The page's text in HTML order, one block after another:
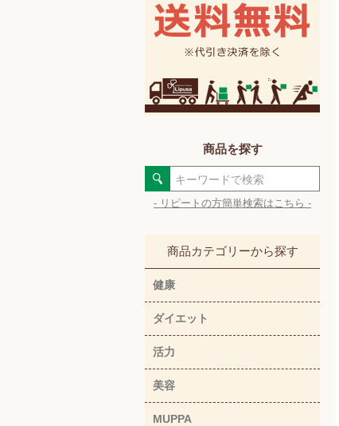
商品を探す
- リピートの方簡単検索はこちら -
商品カテゴリーから探す
健康
ダイエット
活力
美容
MUPPA